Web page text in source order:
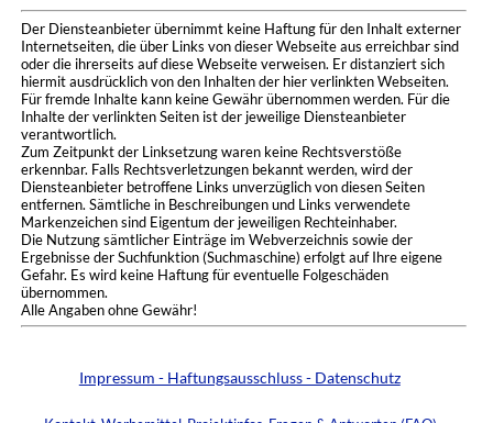
Der Diensteanbieter übernimmt keine Haftung für den Inhalt externer
Internetseiten, die über Links von dieser Webseite aus erreichbar sind
oder die ihrerseits auf diese Webseite verweisen. Er distanziert sich
hiermit ausdrücklich von den Inhalten der hier verlinkten Webseiten.
Für fremde Inhalte kann keine Gewähr übernommen werden. Für die
Inhalte der verlinkten Seiten ist der jeweilige Diensteanbieter
verantwortlich.
Zum Zeitpunkt der Linksetzung waren keine Rechtsverstöße
erkennbar. Falls Rechtsverletzungen bekannt werden, wird der
Diensteanbieter betroffene Links unverzüglich von diesen Seiten
entfernen. Sämtliche in Beschreibungen und Links verwendete
Markenzeichen sind Eigentum der jeweiligen Rechteinhaber.
Die Nutzung sämtlicher Einträge im Webverzeichnis sowie der
Ergebnisse der Suchfunktion (Suchmaschine) erfolgt auf Ihre eigene
Gefahr. Es wird keine Haftung für eventuelle Folgeschäden
übernommen.
Alle Angaben ohne Gewähr!
Impressum - Haftungsausschluss - Datenschutz